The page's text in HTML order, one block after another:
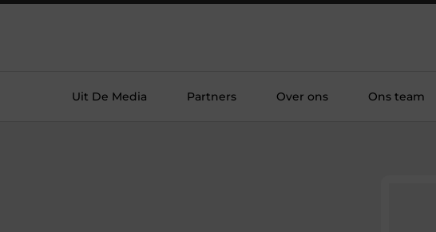
Uit De Media Partners Over ons Ons team